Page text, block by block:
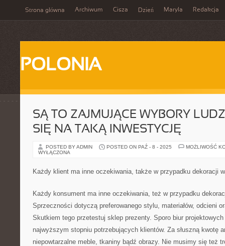
Strona główna Archiwum Cisza Dzień Maryla Redakcja
POLONIA
SĄ TO ZAJMUJĄCE WYBORY
SIĘ NA TAKĄ INWESTYCJĘ
POSTED BY ADMIN POSTED ON PAŹ - 8 - 2025
MOŻLIWOŚĆ
WYŁĄCZONA
Każdy klient ma inne oczekiwania, także w przypadku dekoracji
Każdy konsument ma inne oczekiwania, też w przypadku
Sprzeczności dotyczą preferowanego stylu, materiałów, odcieni
Skutkiem tego przetestuj sklep prezenty. Sporo biur projektowych
najwyższym stopniu potrzebujących klientów. Za słuszną kwotę
niepowtarzalne meble, tkaniny bądź obrazy. Nie musimy się też